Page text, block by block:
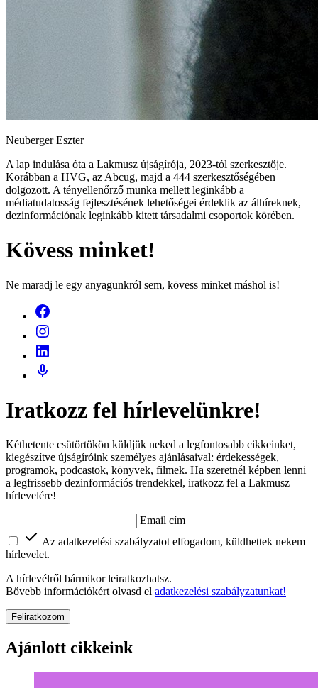
Neuberger Eszter
A lap indulása óta a Lakmusz újságírója, 2023-tól szerkesztője.
Korábban a HVG, az Abcug, majd a 444 szerkesztőségében
dolgozott. A tényellenőrző munka mellett leginkább a
médiatudatosság fejlesztésének lehetőségei érdeklik az álhíreknek,
dezinformációnak leginkább kitett társadalmi csoportok körében.
Kövess minket!
Ne maradj le egy anyagunkról sem, kövess minket máshol is!
Iratkozz fel hírlevelünkre!
Kéthetente csütörtökön küldjük neked a legfontosabb cikkeinket,
kiegészítve újságíróink személyes ajánlásaival: érdekességek,
programok, podcastok, könyvek, filmek. Ha szeretnél képben lenni
a legfrissebb dezinformációs trendekkel, iratkozz fel a Lakmusz
hírlevelére!
Email cím
Az adatkezelési szabályzatot elfogadom, küldhettek nekem
hírlevelet.
A hírlevélről bármikor leiratkozhatsz.
Bővebb információkért olvasd el adatkezelési szabályzatunkat!
Feliratkozom
Ajánlott cikkeink